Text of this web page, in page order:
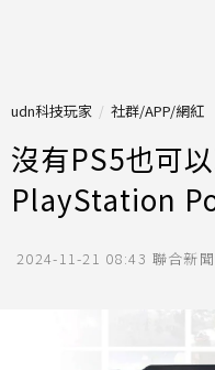
udn科技玩家 社群/APP/網紅
沒有PS5也可
PlayStation
2024-11-21 08:43 聯合新